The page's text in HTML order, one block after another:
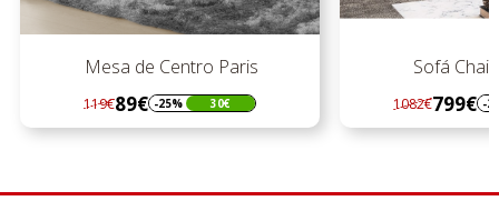
Mesa de Centro Paris
Regular
preço
119€89€
Preço -25% 30€
Sofá Chaise
Regular
preço
1082€799€
Preço -26%